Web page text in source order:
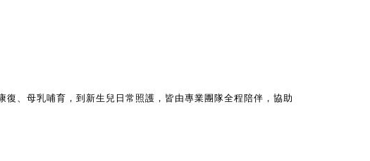
、母乳哺育，到新生兒日常照護，皆由專業團隊全程陪伴，協助